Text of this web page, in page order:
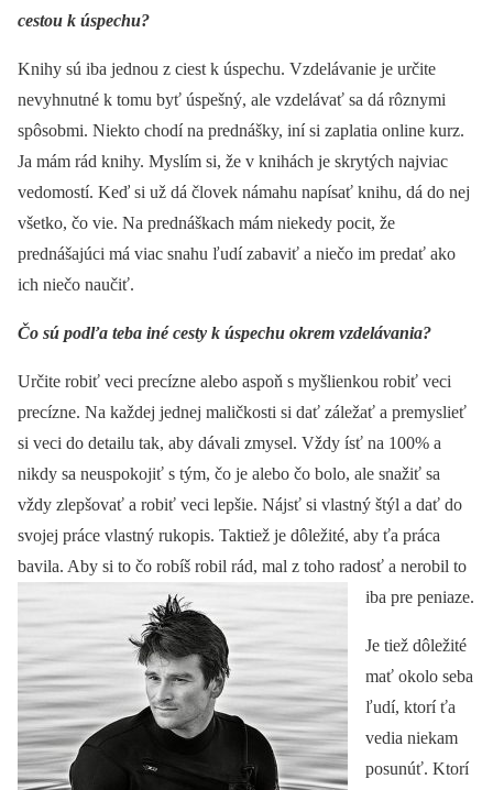
cestou k úspechu?
Knihy sú iba jednou z ciest k úspechu. Vzdelávanie je určite
nevyhnutné k tomu byť úspešný, ale vzdelávať sa dá rôznymi
spôsobmi. Niekto chodí na prednášky, iní si zaplatia online kurz.
Ja mám rád knihy. Myslím si, že v knihách je skrytých najviac
vedomostí. Keď si už dá človek námahu napísať knihu, dá do nej
všetko, čo vie. Na prednáškach mám niekedy pocit, že
prednášajúci má viac snahu ľudí zabaviť a niečo im predať ako
ich niečo naučiť.
Čo sú podľa teba iné cesty k úspechu okrem vzdelávania?
Určite robiť veci precízne alebo aspoň s myšlienkou robiť veci
precízne. Na každej jednej maličkosti si dať záležať a premyslieť
si veci do detailu tak, aby dávali zmysel. Vždy ísť na 100% a
nikdy sa neuspokojiť s tým, čo je alebo čo bolo, ale snažiť sa
vždy zlepšovať a robiť veci lepšie. Nájsť si vlastný štýl a dať do
svojej práce vlastný rukopis. Taktiež je dôležité, aby ťa práca
bavila. Aby si to čo robíš robil rád, mal z toho radosť a nerobil to
iba pre peniaze.
Je tiež dôležité
mať okolo seba
ľudí, ktorí ťa
vedia niekam
posunúť. Ktorí